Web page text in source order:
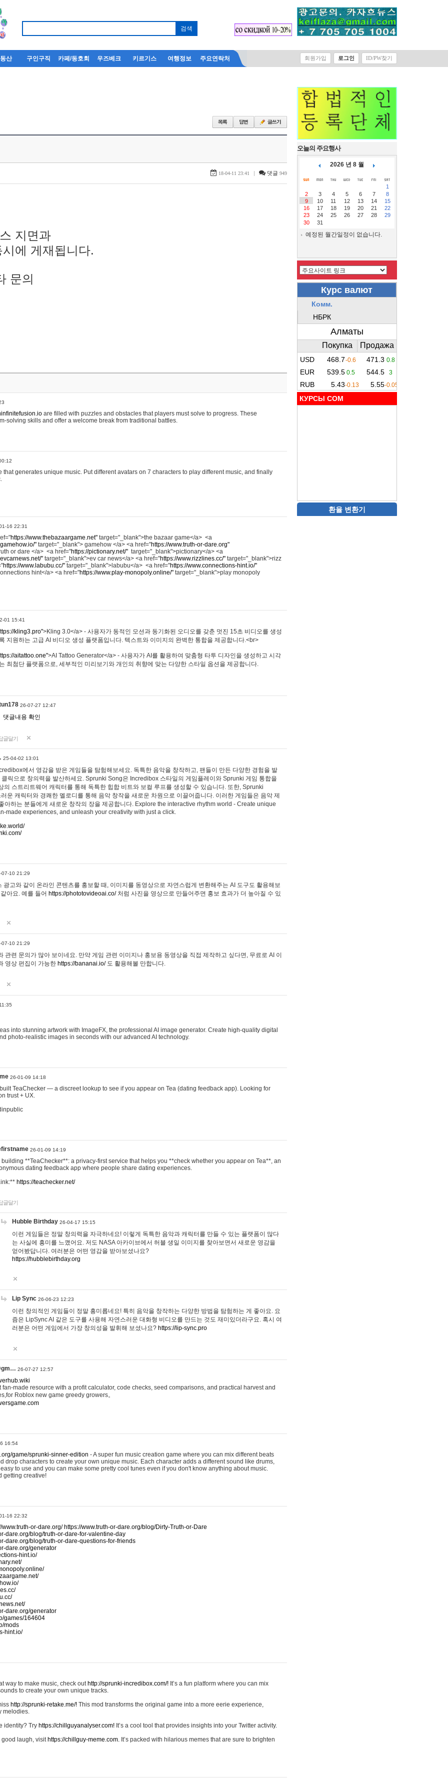
산 구인구직 카페/동호회 우즈베크 키르기스 여행정보 주요연락처 회원가입 로그인 ID/PW찾기
18-04-11 23:41 | 댓글 949
지면과
에 게재됩니다.
문의
are filled with puzzles and obstacles that players must solve to progress. These
solving skills and offer a welcome break from traditional battles.
that generates unique music. Put different avatars on 7 characters to play different music, and finally
16 22:31
https://www.thebazaargame.net" target="_blank">the bazaar game</a> <a
" target="_blank"> gamehow </a> <a href="https://www.truth-or-dare.org"
or dare </a> <a href="https://pictionary.net/" target="_blank">pictionary</a> <a
" target="_blank">ev car news</a> <a href="https://www.rizzlines.cc/" target="_blank">rizz
https://www.labubu.cc/" target="_blank">labubu</a> <a href="https://www.connections-hint.io/"
hint</a> <a href="https://www.play-monopoly.online/" target="_blank">play monopoly
01 15:41
kling3.pro">Kling 3.0</a> - 사용자가 동적인 모션과 동기화된 오디오를 갖춘 멋진 15초 비디오를 생성
지원하는 고급 AI 비디오 생성 플랫폼입니다. 텍스트와 이미지의 완벽한 통합을 제공합니다.<br>
aitattoo.one">AI Tattoo Generator</a> - 사용자가 AI를 활용하여 맞춤형 타투 디자인을 생성하고 시각
최첨단 플랫폼으로, 세부적인 미리보기와 개인의 취향에 맞는 다양한 스타일 옵션을 제공합니다.
26-07-27 12:47
댓글내용 확인
글달기
25-04-02 13:01
에서 영감을 받은 게임들을 탐험해보세요. 독특한 음악을 창작하고, 팬들이 만든 다양한 경험을 발
클릭으로 창의력을 발산하세요. Sprunki Song은 Incredibox 스타일의 게임플레이와 Sprunki 게임 통합을
의 스트리트웨어 캐릭터를 통해 독특한 힙합 비트와 보컬 루프를 생성할 수 있습니다. 또한, Sprunki
운 캐릭터와 경쾌한 멜로디를 통해 음악 창작을 새로운 차원으로 이끌어줍니다. 이러한 게임들은 음악 제
아하는 분들에게 새로운 창작의 장을 제공합니다. Explore the interactive rhythm world - Create unique
made experiences, and unleash your creativity with just a click.
07-10 21:29
광고와 같이 온라인 콘텐츠를 홍보할 때, 이미지를 동영상으로 자연스럽게 변환해주는 AI 도구도 활용해보
아요. 예를 들어 https://phototovideoai.co/처럼 사진을 영상으로 만들어주면 홍보 효과가 더 높아질 수 있
07-10 21:29
관련 문의가 많아 보이네요. 만약 게임 관련 이미지나 홍보용 동영상을 직접 제작하고 싶다면, 무료로 AI 이
영상 편집이 가능한 https://bananai.io/도 활용해볼 만합니다.
into stunning artwork with ImageFX, the professional AI image generator. Create high-quality digital
photo-realistic images in seconds with our advanced AI technology.
26-01-09 14:18
TeaChecker — a discreet lookup to see if you appear on Tea (dating feedback app). Looking for
trust + UX.
26-01-09 14:19
building **TeaChecker**: a privacy-first service that helps you **check whether you appear on Tea**, an
dating feedback app where people share dating experiences.
https://teachecker.net/
글달기
Hubble Birthday 26-04-17 15:15
이런 게임들은 정말 창의력을 자극하네요! 이렇게 독특한 음악과 캐릭터를 만들 수 있는 플랫폼이 많다
는 사실에 흥미를 느꼈어요. 저도 NASA 아카이브에서 허블 생일 이미지를 찾아보면서 새로운 영감을
얻어봤답니다. 여러분은 어떤 영감을 받아보셨나요?
https://hubblebirthday.org
Lip Sync 26-06-23 12:23
이런 창의적인 게임들이 정말 흥미롭네요! 특히 음악을 창작하는 다양한 방법을 탐험하는 게 좋아요. 요
즘은 LipSync AI 같은 도구를 사용해 자연스러운 대화형 비디오를 만드는 것도 재미있더라구요. 혹시 여
러분은 어떤 게임에서 가장 창의성을 발휘해 보셨나요? https://lip-sync.pro
26-07-27 12:57
made resource with a profit calculator, code checks, seed comparisons, and practical harvest and
Roblox new game greedy growers。
16:54
game/sprunki-sinner-edition - A super fun music creation game where you can mix different beats
drop characters to create your own unique music. Each character adds a different sound like drums,
to use and you can make some pretty cool tunes even if you don't know anything about music.
getting creative!
16 22:32
www.truth-or-dare.org/ https://www.truth-or-dare.org/blog/Dirty-Truth-or-Dare
dare.org/blog/truth-or-dare-for-valentine-day
dare.org/blog/truth-or-dare-questions-for-friends
dare.org/generator
hint.io/
dare.org/generator
games/164604
mods
hint.io/
way to make music, check out http://sprunki-incredibox.com/! It’s a fun platform where you can mix
to create your own unique tracks.
http://sprunki-retake.me/! This mod transforms the original game into a more eerie experience,
melodies.
identity? Try https://chillguyanalyser.com! It’s a cool tool that provides insights into your Twitter activity.
good laugh, visit https://chillguy-meme.com. It’s packed with hilarious memes that are sure to brighten
오늘의 주요행사
2026 년 8 월
1
2
3 4 5 6 7
8
9
10 11 12 13 14
15
16
17 18 19 20 21
22
23
24 25 26 27 28
29
30
31
예정된 월간일정이 없습니다.
КУРСЫ COM
환율 변환기